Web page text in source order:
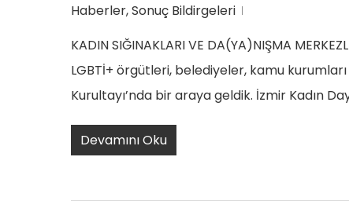
Haberler,Sonuç Bildirgeleri
KADIN SIĞINAKLARI VE DA(YA)NIŞMA
LGBTİ+ örgütleri, belediyeler, kamu
Kurultayı’nda bir araya geldik. İzmir Kadın
Devamını Oku